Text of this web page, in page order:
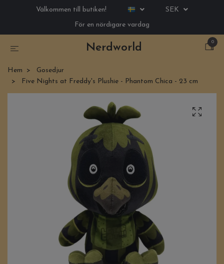
Välkommen till butiken!
SEK
För en nördigare vardag
Nerdworld
0
Hem
Gosedjur
Five Nights at Freddy's Plushie - Phantom Chica - 23 cm